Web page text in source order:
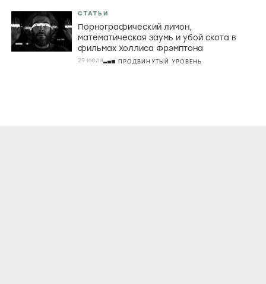
СТАТЬИ
Порнографический лимон,
математическая заумь и убой скота в
фильмах Холлиса Фрэмптона
29 июля ПРОДВИНУТЫЙ УРОВЕНЬ